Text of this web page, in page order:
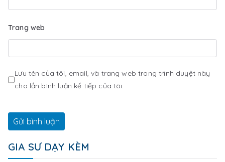
Trang web
Lưu tên của tôi, email, và trang web trong trình duyệt này
cho lần bình luận kế tiếp của tôi.
GIA SƯ DẠY KÈM